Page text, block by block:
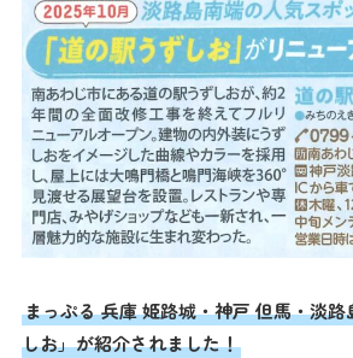
まっぷる 兵庫 姫路城・神戸 但馬・淡路
しお」が紹介されました！